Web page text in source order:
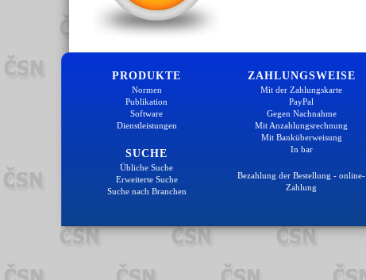
PRODUKTE
Normen
Publikation
Software
Dienstleistungen
SUCHE
Übliche Suche
Erweiterte Suche
Suche nach Branchen
ZAHLUNGSWEISE
Mit der Zahlungskarte
PayPal
Gegen Nachnahme
Mit Anzahlungsrechnung
Mit Banküberweisung
In bar
Bezahlung der Bestellung - online-
Zahlung